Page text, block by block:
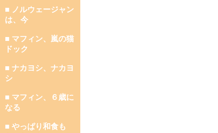
■ ノルウェージャン
は、今
■ マフィン、嵐の猫
ドック
■ ナカヨシ、ナカヨ
シ
■ マフィン、６歳に
なる
■ やっぱり和食も